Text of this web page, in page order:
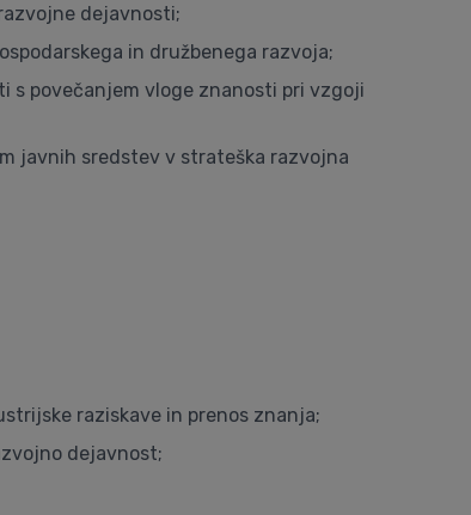
dejavnosti;
in družbenega razvoja;
s povečanjem vloge znanosti pri vzgoji
javnih sredstev v strateška razvojna
raziskave in prenos znanja;
dejavnost;